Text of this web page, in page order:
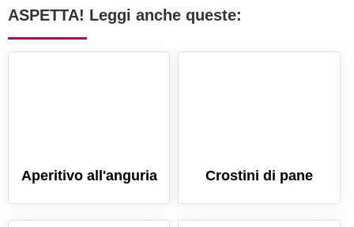
ASPETTA! Leggi anche queste:
Aperitivo all'anguria Crostini di pane